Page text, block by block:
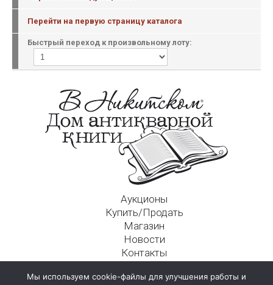
Перейти на первую страницу каталога
Быстрый переход к произвольному лоту:
Аукционы
Купить/Продать
Магазин
Новости
Контакты
125009, г. Москва, Никитский пер., д. 4а, стр. 1
Мы используем cookie-файлы для улучшения работы и